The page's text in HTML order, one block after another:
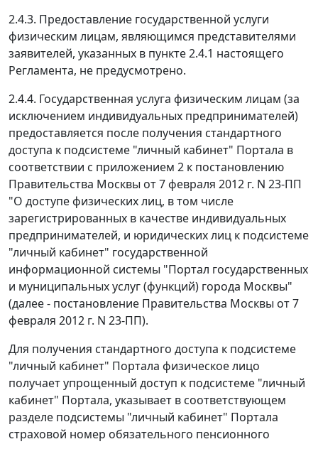
2.4.3. Предоставление государственной услуги
физическим лицам, являющимся представителями
заявителей, указанных в пункте 2.4.1 настоящего
Регламента, не предусмотрено.
2.4.4. Государственная услуга физическим лицам (за
исключением индивидуальных предпринимателей)
предоставляется после получения стандартного
доступа к подсистеме "личный кабинет" Портала в
соответствии с приложением 2 к постановлению
Правительства Москвы от 7 февраля 2012 г. N 23-ПП
"О доступе физических лиц, в том числе
зарегистрированных в качестве индивидуальных
предпринимателей, и юридических лиц к подсистеме
"личный кабинет" государственной
информационной системы "Портал государственных
и муниципальных услуг (функций) города Москвы"
(далее - постановление Правительства Москвы от 7
февраля 2012 г. N 23-ПП).
Для получения стандартного доступа к подсистеме
"личный кабинет" Портала физическое лицо
получает упрощенный доступ к подсистеме "личный
кабинет" Портала, указывает в соответствующем
разделе подсистемы "личный кабинет" Портала
страховой номер обязательного пенсионного